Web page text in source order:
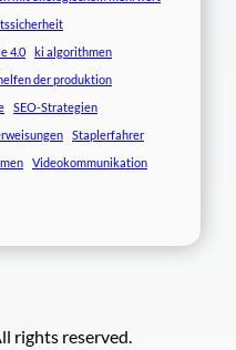
4.0
ki algorithmen
der produktion
SEO-Strategien
Staplerfahrer
Videokommunikation
rights reserved.